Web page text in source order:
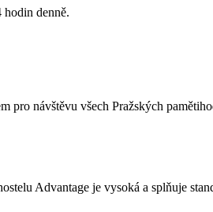
denně.
návštěvu všech Pražských
Advantage je vysoká a splňuje